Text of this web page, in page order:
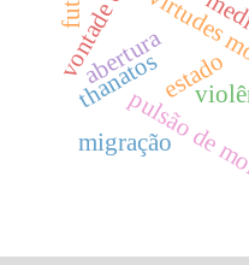
estado
virtudes
pulsão de
thanatos
abertura
migração